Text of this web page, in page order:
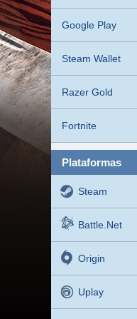
Google Play
Steam Wallet
Razer Gold
Fortnite
plataformas
Steam
Battle.net
Origin
Uplay